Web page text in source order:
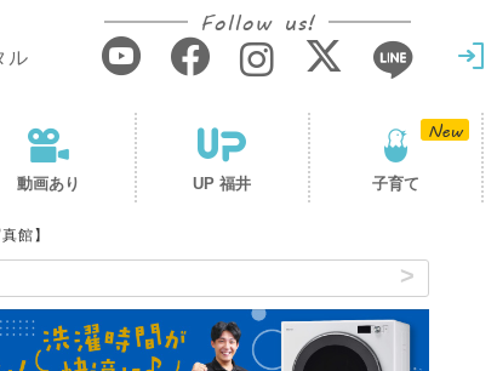
ル
Follow us!
動画あり UP 福井 子育て
館】